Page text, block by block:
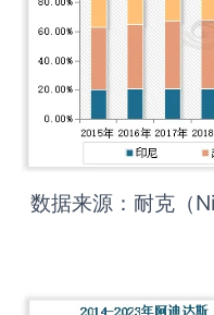
数据来源：耐克（